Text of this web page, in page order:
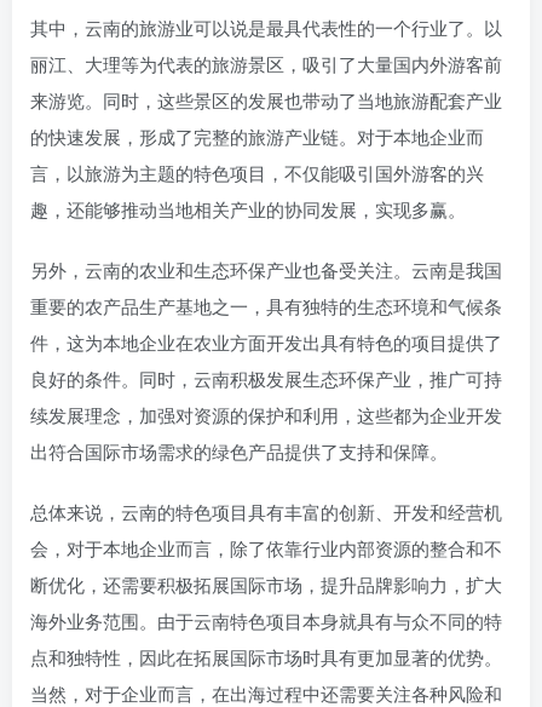
其中，云南的旅游业可以说是最具代表性的一个行业了。以
丽江、大理等为代表的旅游景区，吸引了大量国内外游客前
来游览。同时，这些景区的发展也带动了当地旅游配套产业
的快速发展，形成了完整的旅游产业链。对于本地企业而
言，以旅游为主题的特色项目，不仅能吸引国外游客的兴
趣，还能够推动当地相关产业的协同发展，实现多赢。
另外，云南的农业和生态环保产业也备受关注。云南是我国
重要的农产品生产基地之一，具有独特的生态环境和气候条
件，这为本地企业在农业方面开发出具有特色的项目提供了
良好的条件。同时，云南积极发展生态环保产业，推广可持
续发展理念，加强对资源的保护和利用，这些都为企业开发
出符合国际市场需求的绿色产品提供了支持和保障。
总体来说，云南的特色项目具有丰富的创新、开发和经营机
会，对于本地企业而言，除了依靠行业内部资源的整合和不
断优化，还需要积极拓展国际市场，提升品牌影响力，扩大
海外业务范围。由于云南特色项目本身就具有与众不同的特
点和独特性，因此在拓展国际市场时具有更加显著的优势。
当然，对于企业而言，在出海过程中还需要关注各种风险和